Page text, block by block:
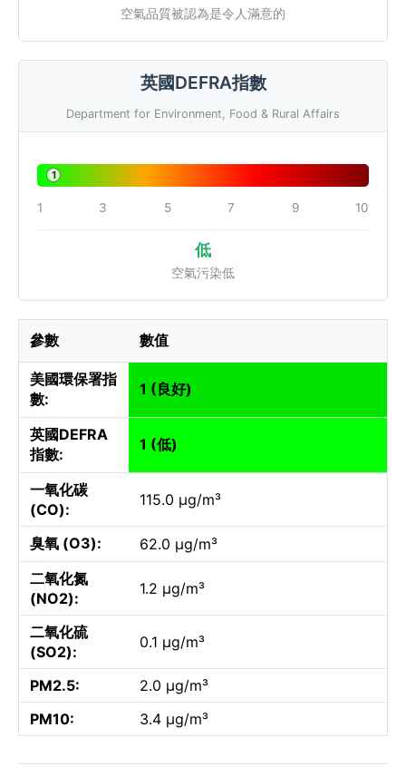
空氣品質被認為是令人滿意的
英國DEFRA指數
Department for Environment, Food & Rural Affairs
1
1 3 5 7 9 10
低
空氣污染低
參數 數值
美國環保署指
數:
1 (良好)
英國DEFRA
指數:
1 (低)
一氧化碳
(CO):
115.0 µg/m³
臭氧 (O3):
62.0 µg/m³
二氧化氮
(NO2):
1.2 µg/m³
二氧化硫
(SO2):
0.1 µg/m³
PM2.5:
2.0 µg/m³
PM10:
3.4 µg/m³